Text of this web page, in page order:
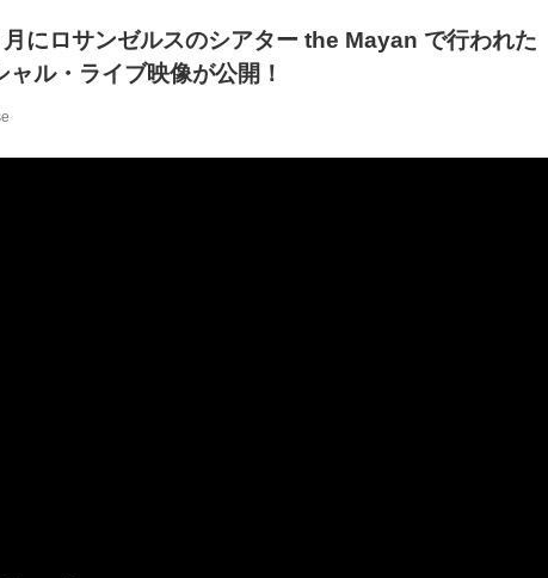
にロサンゼルスのシアター the Mayan で行われた
ル・ライブ映像が公開！